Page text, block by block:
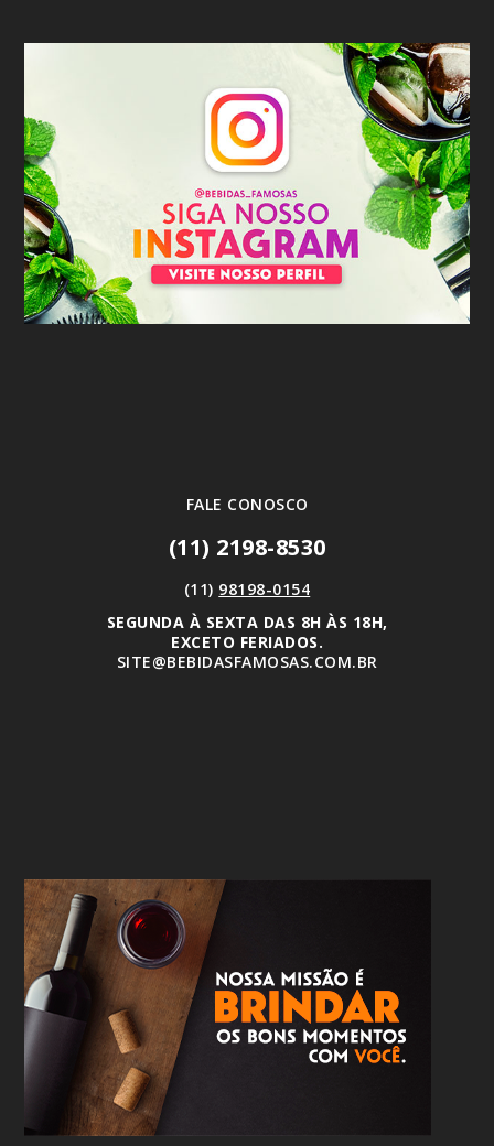
FALE CONOSCO
(11) 2198-8530
(11) 98198-0154
SEGUNDA À SEXTA DAS 8H ÀS 18H,
EXCETO FERIADOS.
SITE@BEBIDASFAMOSAS.COM.BR